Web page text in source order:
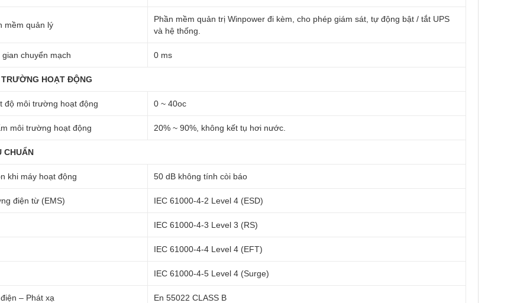
mềm quản lý
Phần mềm quản trị Winpower đi kèm, cho phép giám sát, tự động bật / tắt UPS
và hệ thống.
chuyển mạch 0 ms
TRƯỜNG HOẠT ĐỘNG
độ môi trường hoạt động 0 ~ 40oc
môi trường hoạt động 20% ~ 90%, không kết tụ hơi nước.
CHUẨN
khi máy hoạt động 50 dB không tính còi báo
điện từ (EMS) IEC 61000-4-2 Level 4 (ESD)
IEC 61000-4-3 Level 3 (RS)
IEC 61000-4-4 Level 4 (EFT)
IEC 61000-4-5 Level 4 (Surge)
– Phát xạ En 55022 CLASS B